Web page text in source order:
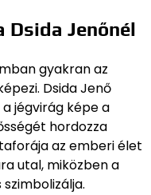
Jenőnél
gyakran az
Dsida Jenő
jégvirág képe a
hordozza
az emberi élet
utal, miközben a